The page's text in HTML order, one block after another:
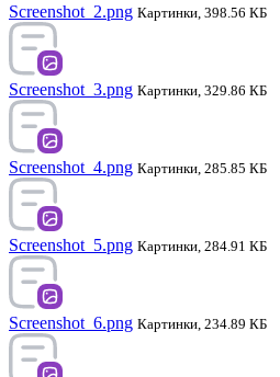
Screenshot_2.png Картинки, 398.56 КБ
Screenshot_3.png Картинки, 329.86 КБ
Screenshot_4.png Картинки, 285.85 КБ
Screenshot_5.png Картинки, 284.91 КБ
Screenshot_6.png Картинки, 234.89 КБ